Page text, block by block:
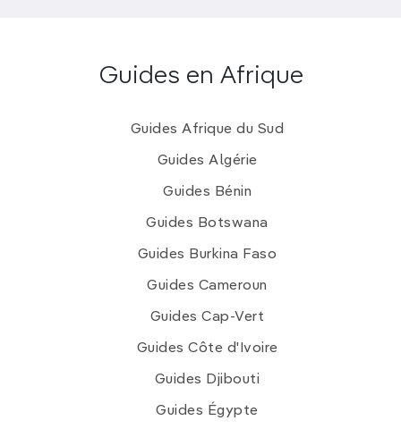
Guides en Afrique
Guides Afrique du Sud
Guides Algérie
Guides Bénin
Guides Botswana
Guides Burkina Faso
Guides Cameroun
Guides Cap-Vert
Guides Côte d'Ivoire
Guides Djibouti
Guides Égypte